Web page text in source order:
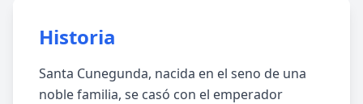
Historia
Santa Cunegunda, nacida en el seno de una
noble familia, se casó con el emperador